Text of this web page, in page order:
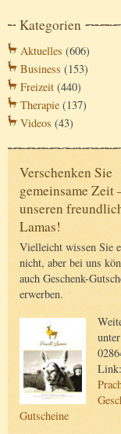
Kategorien
Aktuelles (606)
Business (153)
Freizeit (440)
Therapie (137)
Videos (43)
Verschenken Sie
gemeinsame Zeit
unseren
Lamas!
Vielleicht wissen Sie
nicht, aber bei uns
auch Geschenk-
erwerben.
Link:
Gutscheine